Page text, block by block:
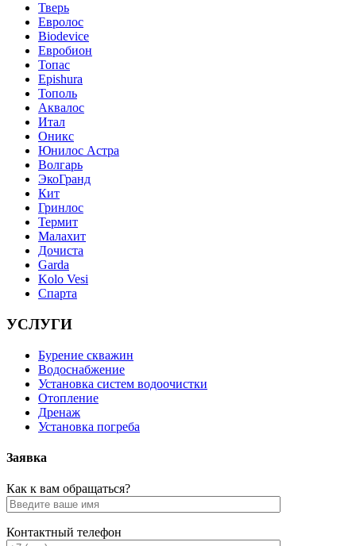
Тверь
Евролос
Biodevice
Евробион
Топас
Epishura
Тополь
Аквалос
Итал
Оникс
Юнилос Астра
Волгарь
ЭкоГранд
Кит
Гринлос
Термит
Малахит
Дочиста
Garda
Kolo Vesi
Спарта
УСЛУГИ
Бурение скважин
Водоснабжение
Установка систем водоочистки
Отопление
Дренаж
Установка погреба
Заявка
Как к вам обращаться?
Контактный телефон